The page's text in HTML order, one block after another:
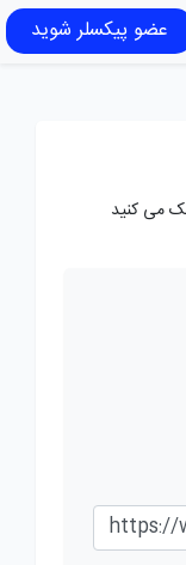
عضو پیکسلر شوید
می کنید